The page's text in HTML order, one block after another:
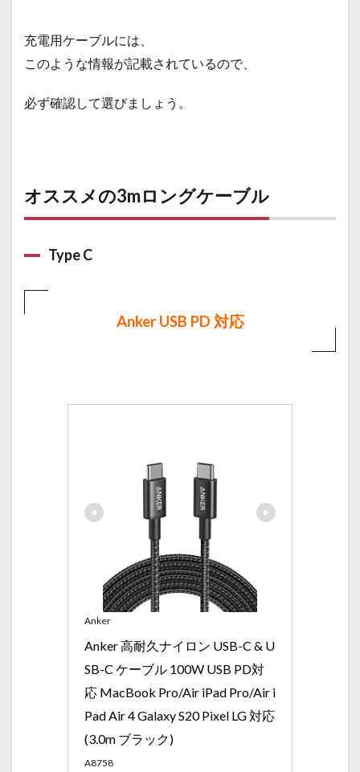
充電用ケーブルには、
このような情報が記載されているので、
必ず確認して選びましょう。
オススメの3mロングケーブル
Type C
Anker USB PD 対応
Anker
Anker 高耐久ナイロン USB-C & U
SB-C ケーブル 100W USB PD対
応 MacBook Pro/Air iPad Pro/Air i
Pad Air 4 Galaxy S20 Pixel LG 対応
(3.0m ブラック)
A8758